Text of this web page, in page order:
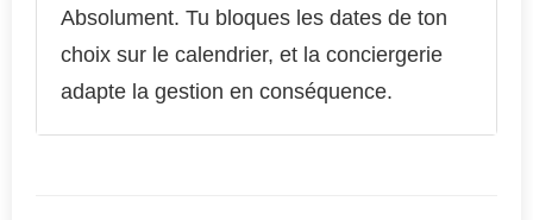
Absolument. Tu bloques les dates de ton
choix sur le calendrier, et la conciergerie
adapte la gestion en conséquence.